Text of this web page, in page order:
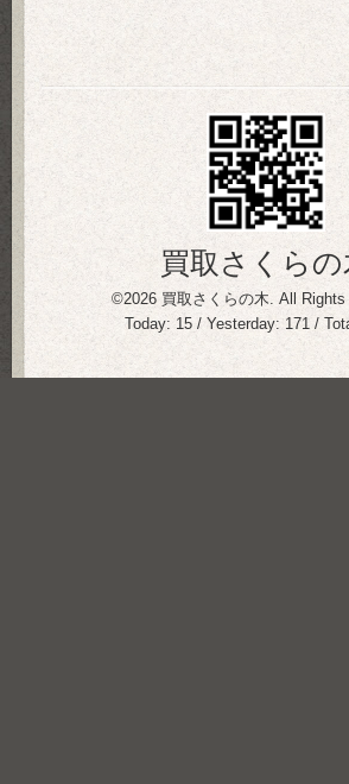
買取さくらの
©2026 買取さくらの木 . All
Today: 15/ Yesterday: 171 /